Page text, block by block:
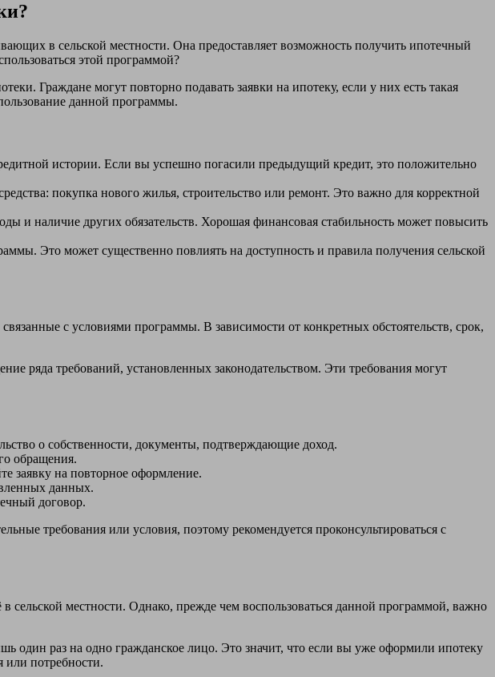
в сельской местности. Она предоставляет возможность получить ипотечный
этой программой?
Граждане могут повторно подавать заявки на ипотеку, если у них есть такая
данной программы.
истории. Если вы успешно погасили предыдущий кредит, это положительно
покупка нового жилья, строительство или ремонт. Это важно для корректной
и наличие других обязательств. Хорошая финансовая стабильность может повысить
Это может существенно повлиять на доступность и правила получения сельской
с условиями программы. В зависимости от конкретных обстоятельств, срок,
ряда требований, установленных законодательством. Эти требования могут
о собственности, документы, подтверждающие доход.
обращения.
заявку на повторное оформление.
данных.
договор.
требования или условия, поэтому рекомендуется проконсультироваться с
сельской местности. Однако, прежде чем воспользоваться данной программой, важно
один раз на одно гражданское лицо. Это значит, что если вы уже оформили ипотеку
или потребности.